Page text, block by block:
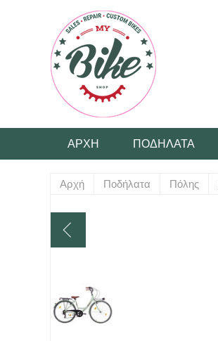
ΑΡΧΉ ΠΟΔΉΛΑΤΑ
Αρχή Ποδήλατα Πόλης